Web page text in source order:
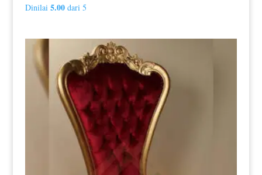
Dinilai 5.00dari 5